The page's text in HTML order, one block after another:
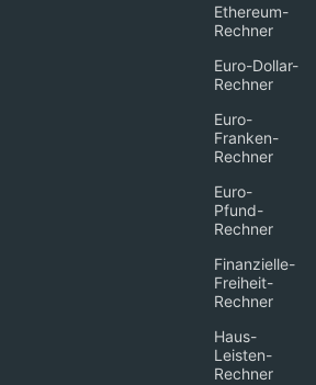
Ethereum-
Rechner
Euro-Dollar-
Rechner
Euro-
Franken-
Rechner
Euro-
Pfund-
Rechner
Finanzielle-
Freiheit-
Rechner
Haus-
Leisten-
Rechner